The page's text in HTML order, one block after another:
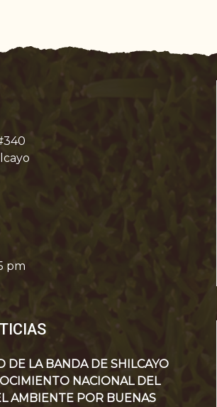
pm
DE LA BANDA DE SHILCAYO
NACIONAL DEL
AMBIENTE POR BUENAS